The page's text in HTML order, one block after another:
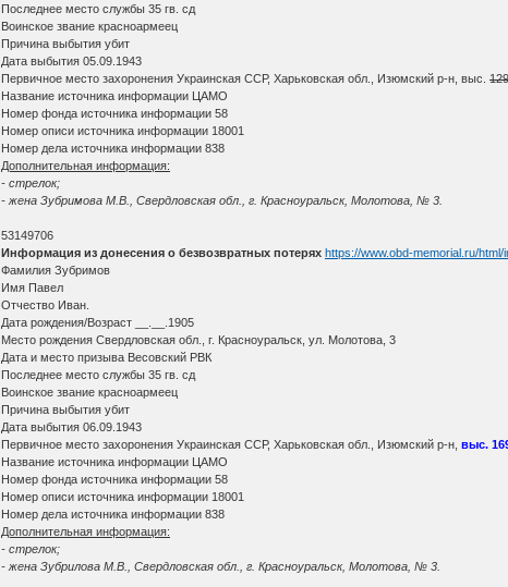
Последнее место службы 35 гв. сд
Воинское звание красноармеец
Причина выбытия убит
Дата выбытия 05.09.1943
Первичное место захоронения Украинская ССР, Харьковская обл., Изюмский р-н, выс.
Название источника информации ЦАМО
Номер фонда источника информации 58
Номер описи источника информации 18001
Номер дела источника информации 838
Дополнительная информация:
- стрелок;
- жена Зубримова М.В., Свердловская обл., г. Красноуральск, Молотова, № 3.
53149706
Информация из донесения о безвозвратных потерях https://www.obd-memorial.ru/html/
Фамилия Зубримов
Имя Павел
Отчество Иван.
Дата рождения/Возраст __.__.1905
Место рождения Свердловская обл., г. Красноуральск, ул. Молотова, 3
Дата и место призыва Весовский РВК
Последнее место службы 35 гв. сд
Воинское звание красноармеец
Причина выбытия убит
Дата выбытия 06.09.1943
Первичное место захоронения Украинская ССР, Харьковская обл., Изюмский р-н, выс.
Название источника информации ЦАМО
Номер фонда источника информации 58
Номер описи источника информации 18001
Номер дела источника информации 838
Дополнительная информация:
- стрелок;
- жена Зубрилова М.В., Свердловская обл., г. Красноуральск, Молотова, № 3.